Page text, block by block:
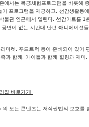
에서는 목공체험프로그램을 비롯해
프로그램을 제공하고, 선감생활동
물관 인근에서 열린다. 선감아트홀 1
연이 없는 시간대 단편 애니메이션
마켓, 푸드트럭 등이 준비되어 있어
과 함께, 아이들과 함께 힐링과 재미
집 바로가기
의 모든 콘텐츠는 저작권법의 보호를